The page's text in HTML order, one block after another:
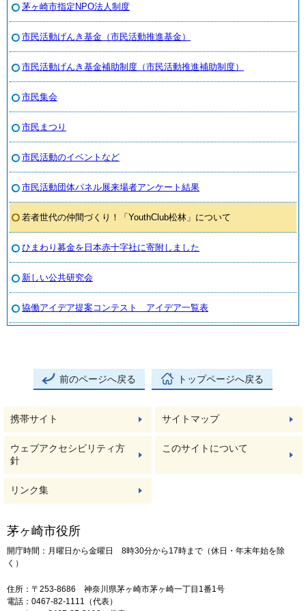
茅ヶ崎市指定NPO法人制度
市民活動げんき基金（市民活動推進基金）
市民活動げんき基金補助制度（市民活動推進補助制度）
市民集会
市民まつり
市民活動のイベントなど
市民活動団体パネル展来場者アンケート結果
若者世代の仲間づくり！「YouthClub松林」について
ひまわり募金を日本赤十字社に寄附しました
新しい公共研究会
協働アイデア提案コンテスト アイデア一覧表
前のページへ戻る トップページへ戻る
携帯サイト サイトマップ
ウェブアクセシビリティ方
針
このサイトについて
リンク集
茅ヶ崎市役所
開庁時間：月曜日から金曜日 8時30分から17時まで（休日・年末年始を除
く）
住所：〒253-8686 神奈川県茅ヶ崎市茅ヶ崎一丁目1番1号
電話：0467-82-1111（代表）